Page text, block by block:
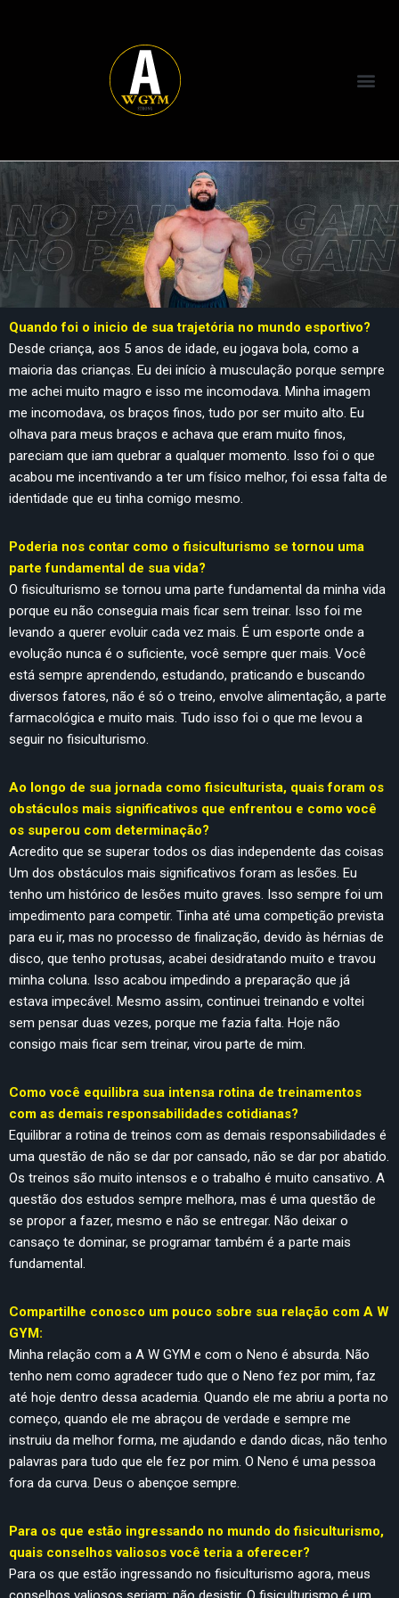
Quando foi o inicio de sua trajetória no mundo esportivo?
Desde criança, aos 5 anos de idade, eu jogava bola, como a
maioria das crianças. Eu dei início à musculação porque sempre
me achei muito magro e isso me incomodava. Minha imagem
me incomodava, os braços finos, tudo por ser muito alto. Eu
olhava para meus braços e achava que eram muito finos,
pareciam que iam quebrar a qualquer momento. Isso foi o que
acabou me incentivando a ter um físico melhor, foi essa falta de
identidade que eu tinha comigo mesmo.
Poderia nos contar como o fisiculturismo se tornou uma
parte fundamental de sua vida?
O fisiculturismo se tornou uma parte fundamental da minha vida
porque eu não conseguia mais ficar sem treinar. Isso foi me
levando a querer evoluir cada vez mais. É um esporte onde a
evolução nunca é o suficiente, você sempre quer mais. Você
está sempre aprendendo, estudando, praticando e buscando
diversos fatores, não é só o treino, envolve alimentação, a parte
farmacológica e muito mais. Tudo isso foi o que me levou a
seguir no fisiculturismo.
Ao longo de sua jornada como fisiculturista, quais foram os
obstáculos mais significativos que enfrentou e como você
os superou com determinação?
Acredito que se superar todos os dias independente das coisas
Um dos obstáculos mais significativos foram as lesões. Eu
tenho um histórico de lesões muito graves. Isso sempre foi um
impedimento para competir. Tinha até uma competição prevista
para eu ir, mas no processo de finalização, devido às hérnias de
disco, que tenho protusas, acabei desidratando muito e travou
minha coluna. Isso acabou impedindo a preparação que já
estava impecável. Mesmo assim, continuei treinando e voltei
sem pensar duas vezes, porque me fazia falta. Hoje não
consigo mais ficar sem treinar, virou parte de mim.
Como você equilibra sua intensa rotina de treinamentos
com as demais responsabilidades cotidianas?
Equilibrar a rotina de treinos com as demais responsabilidades é
uma questão de não se dar por cansado, não se dar por abatido.
Os treinos são muito intensos e o trabalho é muito cansativo. A
questão dos estudos sempre melhora, mas é uma questão de
se propor a fazer, mesmo e não se entregar. Não deixar o
cansaço te dominar, se programar também é a parte mais
fundamental.
Compartilhe conosco um pouco sobre sua relação com A W
GYM:
Minha relação com a A W GYM e com o Neno é absurda. Não
tenho nem como agradecer tudo que o Neno fez por mim, faz
até hoje dentro dessa academia. Quando ele me abriu a porta no
começo, quando ele me abraçou de verdade e sempre me
instruiu da melhor forma, me ajudando e dando dicas, não tenho
palavras para tudo que ele fez por mim. O Neno é uma pessoa
fora da curva. Deus o abençoe sempre.
Para os que estão ingressando no mundo do fisiculturismo,
quais conselhos valiosos você teria a oferecer?
Para os que estão ingressando no fisiculturismo agora, meus